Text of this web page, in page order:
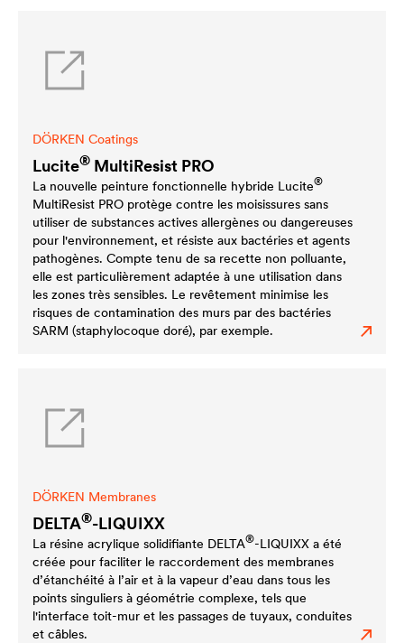
DÖRKEN Coatings
Lucite® MultiResist PRO
La nouvelle peinture fonctionnelle hybride Lucite®
MultiResist PRO protège contre les moisissures sans
utiliser de substances actives allergènes ou dangereuses
pour l'environnement, et résiste aux bactéries et agents
pathogènes. Compte tenu de sa recette non polluante,
elle est particulièrement adaptée à une utilisation dans
les zones très sensibles. Le revêtement minimise les
risques de contamination des murs par des bactéries
SARM (staphylocoque doré), par exemple.
DÖRKEN Membranes
DELTA®-LIQUIXX
La résine acrylique solidifiante DELTA®-LIQUIXX a été
créée pour faciliter le raccordement des membranes
d’étanchéité à l’air et à la vapeur d’eau dans tous les
points singuliers à géométrie complexe, tels que
l'interface toit-mur et les passages de tuyaux, conduites
et câbles.